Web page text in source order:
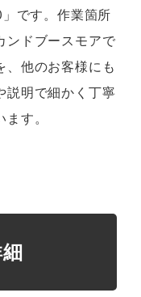
です。作業箇所
ンドブースモアで
、他のお客様にも
説明で細かく丁寧
す。